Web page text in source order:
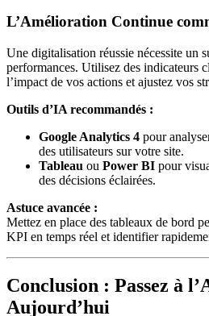
L’Amélioration Continue
Une digitalisation réussie nécessite un
performances. Utilisez des indicateurs
l’impact de vos actions et ajustez vos
Outils d’IA recommandés :
Google Analytics 4 pour
des utilisateurs sur votre site.
Tableau ou Power BI pour
des décisions éclairées.
Astuce avancée :
Mettez en place des tableaux de bord
KPI en temps réel et identifier
Conclusion : Passez à
Aujourd’hui